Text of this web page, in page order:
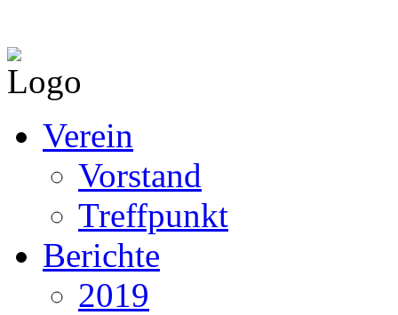
Verein
Vorstand
Treffpunkt
Berichte
2019